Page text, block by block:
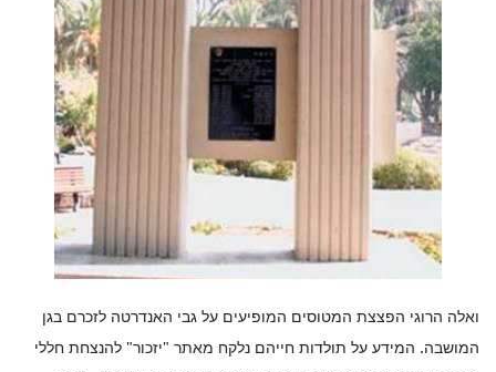
ואלה הרוגי הפצצת המטוסים המופיעים על גבי האנדרטה לזכרם בגן
המושבה. המידע על תולדות חייהם נלקח מאתר "יזכור" להנצחת חללי